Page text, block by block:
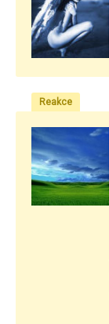
Reakce